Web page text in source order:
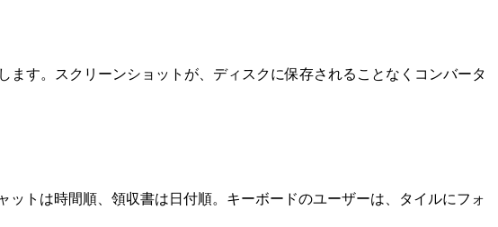
ます。スクリーンショットが、ディスクに保存されることなくコンバータ
トは時間順、領収書は日付順。キーボードのユーザーは、タイルにフォ